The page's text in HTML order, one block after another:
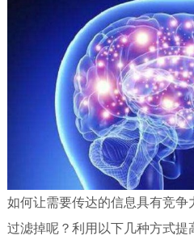
如何让需要传达的信息具有竞争
过滤掉呢？利用以下几种方式